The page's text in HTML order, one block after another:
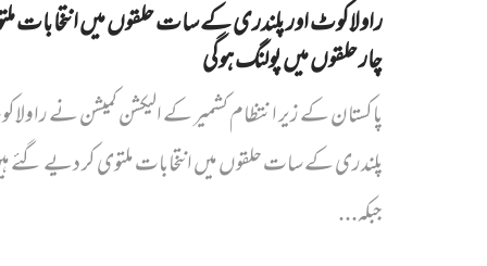
راولاکوٹ اور پلندری کے سات حلقوں میں انتخابات
چار حلقوں میں پولنگ ہوگی
پاکستان کے زیر انتظام کشمیر کے الیکشن کمیشن نے
پلندری کے سات حلقوں میں انتخابات ملتوی کر دیے گئے
جبکہ...